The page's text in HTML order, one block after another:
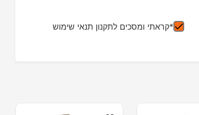
*קראתי ומסכים לתקנון תנאי שימוש